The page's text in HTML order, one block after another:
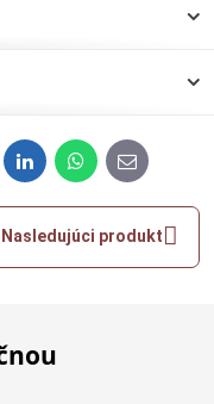
LinkedInWhatsApp
E-
mail
Nasledujúci produkt